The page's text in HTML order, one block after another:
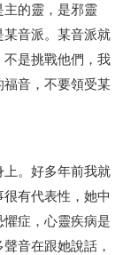
的靈，是邪靈
音派。某音派就
是挑戰他們，我
音，不要領受某
。好多年前我就
有代表性，她中
症，心靈疾病是
音在跟她說話，